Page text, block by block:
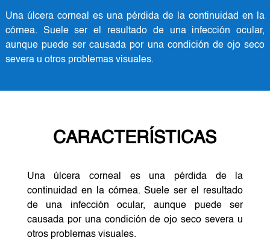
Una úlcera corneal es una pérdida de la continuidad en la
córnea. Suele ser el resultado de una infección ocular,
aunque puede ser causada por una condición de ojo seco
severa u otros problemas visuales.
CARACTERÍSTICAS
Una úlcera corneal es una pérdida de la
continuidad en la córnea. Suele ser el resultado
de una infección ocular, aunque puede ser
causada por una condición de ojo seco severa u
otros problemas visuales.